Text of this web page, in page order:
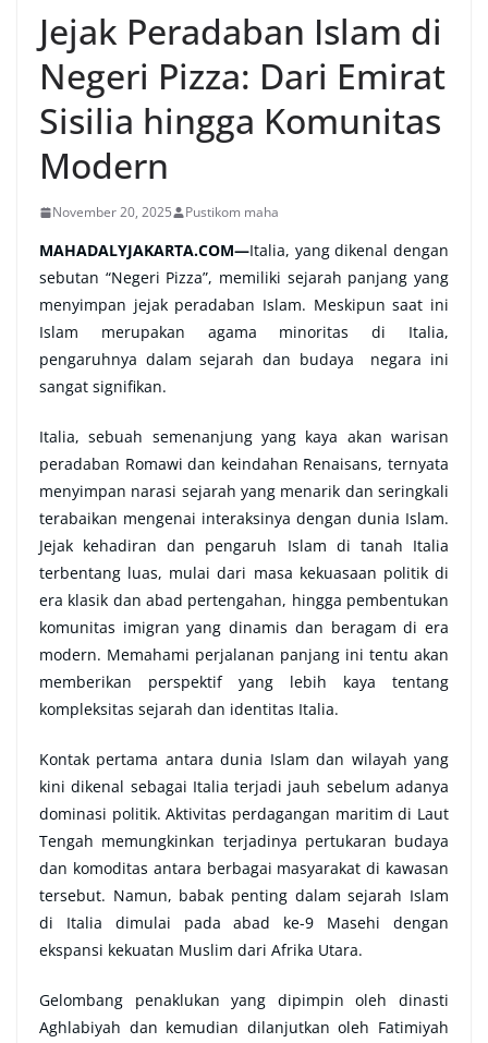
Jejak Peradaban Islam di
Negeri Pizza: Dari Emirat
Sisilia hingga Komunitas
Modern
November 20, 2025 Pustikom maha
MAHADALYJAKARTA.COM—Italia, yang dikenal dengan
sebutan “Negeri Pizza”, memiliki sejarah panjang yang
menyimpan jejak peradaban Islam. Meskipun saat ini
Islam merupakan agama minoritas di Italia,
pengaruhnya dalam sejarah dan budaya negara ini
sangat signifikan.
Italia, sebuah semenanjung yang kaya akan warisan
peradaban Romawi dan keindahan Renaisans, ternyata
menyimpan narasi sejarah yang menarik dan seringkali
terabaikan mengenai interaksinya dengan dunia Islam.
Jejak kehadiran dan pengaruh Islam di tanah Italia
terbentang luas, mulai dari masa kekuasaan politik di
era klasik dan abad pertengahan, hingga pembentukan
komunitas imigran yang dinamis dan beragam di era
modern. Memahami perjalanan panjang ini tentu akan
memberikan perspektif yang lebih kaya tentang
kompleksitas sejarah dan identitas Italia.
Kontak pertama antara dunia Islam dan wilayah yang
kini dikenal sebagai Italia terjadi jauh sebelum adanya
dominasi politik. Aktivitas perdagangan maritim di Laut
Tengah memungkinkan terjadinya pertukaran budaya
dan komoditas antara berbagai masyarakat di kawasan
tersebut. Namun, babak penting dalam sejarah Islam
di Italia dimulai pada abad ke-9 Masehi dengan
ekspansi kekuatan Muslim dari Afrika Utara.
Gelombang penaklukan yang dipimpin oleh dinasti
Aghlabiyah dan kemudian dilanjutkan oleh Fatimiyah